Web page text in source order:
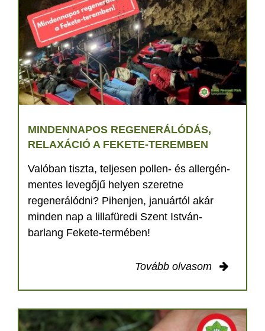
MINDENNAPOS REGENERÁLÓDÁS,
RELAXÁCIÓ A FEKETE-TEREMBEN
Valóban tiszta, teljesen pollen- és allergén-
mentes levegőjű helyen szeretne
regenerálódni? Pihenjen, januártól akár
minden nap a lillafüredi Szent István-
barlang Fekete-termében!
Tovább olvasom